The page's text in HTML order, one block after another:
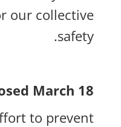
our collective
safety.
March 18
to prevent